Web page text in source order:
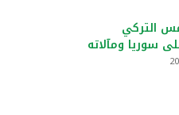
التركي
سوريا ومآلاته